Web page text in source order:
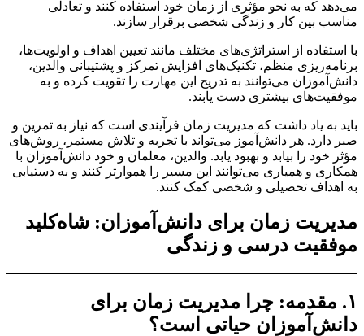
که به نحو مؤثری از زمان خود استفاده کنند و تعادلی
بین کار و زندگی شخصی برقرار سازند.
از استراتژی‌های مختلف مانند تعیین اهداف و اولویت‌ها،
منظم، تکنیک‌های افزایش تمرکز و پشتیبانی والدین،
می‌توانند به تدریج این مهارت را تقویت کرده و به
بیشتری دست یابند.
به یاد داشت که مدیریت زمان فرآیندی است که نیاز به تمرین و
دارد. هر دانش‌آموز می‌تواند با تجربه و تلاش مستمر، روش‌های
خود را بیابد و بهبود یابد. والدین، معلمان و خود دانش‌آموزان با
و همیاری می‌توانند این مسیر را هموارتر کنند و به دستیابی
تحصیلی و شخصی کمک کنند.
زمان برای دانش‌آموزان: شاه‌کلید
درسی و زندگی
مقدمه: چرا مدیریت زمان برای
حیاتی است؟